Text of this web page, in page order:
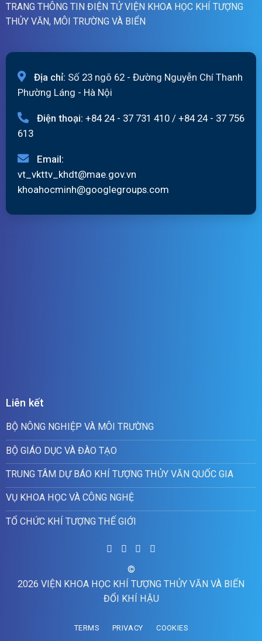
TRANG THÔNG TIN ĐIỆN TỬ VIỆN KHOA HỌC KHÍ TƯỢNG
THỦY VĂN, MÔI TRƯỜNG VÀ BIỂN
Địa chỉ: Số 23 ngõ 62 - Đường Nguyễn Chí Thanh
Phường Láng - Hà Nội
Điện thoại: +84 24 - 37 731 410 / +84 24 - 37 756
613
Email:
vt_vkttv_khdt@mae.gov.vn
khoahocminh@googlegroups.com
Liên kết
BỘ NÔNG NGHIỆP VÀ MÔI TRƯỜNG
BỘ GIÁO DỤC VÀ ĐÀO TẠO
TRUNG TÂM DỰ BÁO KHÍ TƯỢNG THỦY VĂN QUỐC GIA
VỤ KHOA HỌC VÀ CÔNG NGHỆ
TỔ CHỨC KHÍ TƯỢNG THẾ GIỚI
©
2026 VIỆN KHOA HỌC KHÍ TƯỢNG THỦY VĂN VÀ BIẾN
ĐỔI KHÍ HẬU
TERMS PRIVACY COOKIES